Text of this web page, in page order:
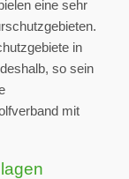
eine sehr
in
so sein
mit